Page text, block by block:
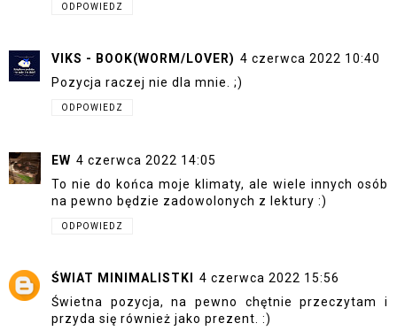
ODPOWIEDZ
VIKS - BOOK(WORM/LOVER) 4 czerwca 2022 10:40
Pozycja raczej nie dla mnie. ;)
ODPOWIEDZ
EW 4 czerwca 2022 14:05
To nie do końca moje klimaty, ale wiele innych osób
na pewno będzie zadowolonych z lektury :)
ODPOWIEDZ
ŚWIAT MINIMALISTKI
4 czerwca 2022 15:56
Świetna pozycja, na pewno chętnie przeczytam i
przyda się również jako prezent. :)